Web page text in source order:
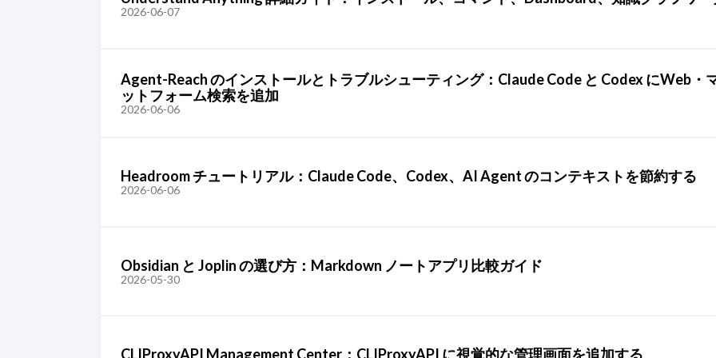
2026-06-07
Agent-Reach のインストールとトラブルシューティング：Claude Code と Codex にWeb・
ットフォーム検索を追加
2026-06-06
Headroom チュートリアル：Claude Code、Codex、AI Agent のコンテキストを節約する
2026-06-06
Obsidian と Joplin の選び方：Markdown ノートアプリ比較ガイド
2026-05-30
CLIProxyAPI Management Center：CLIProxyAPI に視覚的な管理画面を追加する